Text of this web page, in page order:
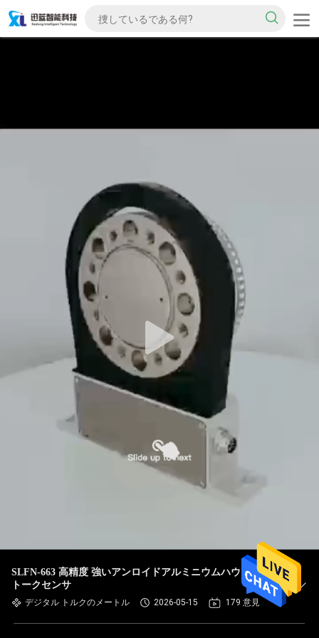
SLFN-663 高精度 強いアンロイドアルミニウムハウジング
トークセンサ
デジタル トルクのメートル 2026-05-15 179 意見